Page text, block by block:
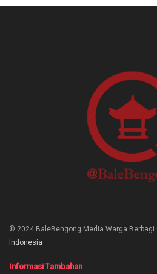
© 2024 BaleBengong Media Warga Berbagi
Indonesia
Informasi Tambahan